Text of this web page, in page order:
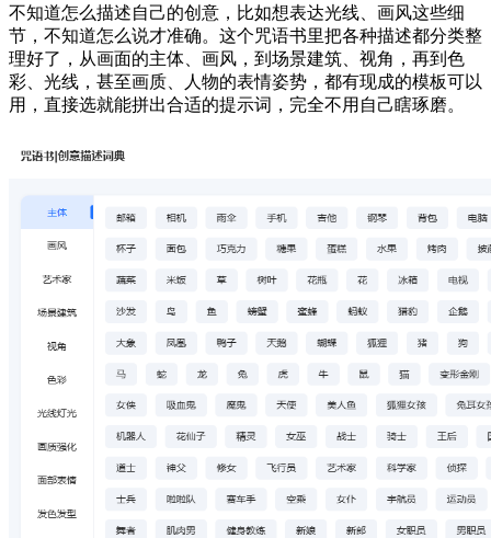
不知道怎么描述自己的创意，比如想表达光线、画风这些细
节，不知道怎么说才准确。这个咒语书里把各种描述都分类整
理好了，从画面的主体、画风，到场景建筑、视角，再到色
彩、光线，甚至画质、人物的表情姿势，都有现成的模板可以
用，直接选就能拼出合适的提示词，完全不用自己瞎琢磨。